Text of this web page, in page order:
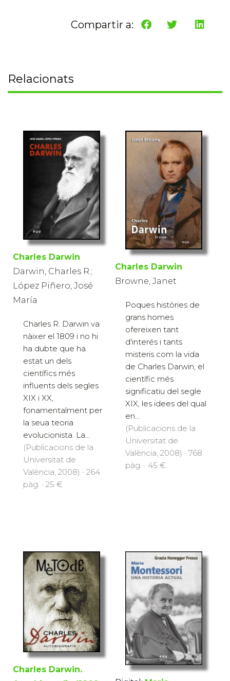
Compartir a:
Relacionats
Charles Darwin
Darwin, Charles R.;
López Piñero, José
María
Charles R. Darwin va
nàixer el 1809 i no hi
ha dubte que ha
estat un dels
científics més
influents dels segles
XIX i XX,
fonamentalment per
la seua teoria
evolucionista. La...
(Publicacions de la
Universitat de
València, 2008) · 264
pàg. · 25 €
Charles Darwin
Browne, Janet
Poques històries de
grans homes
ofereixen tant
d'interés i tants
misteris com la vida
de Charles Darwin, el
científic més
significatiu del segle
XIX, les idees del qual
en...
(Publicacions de la
Universitat de
València, 2008) · 768
pàg. · 45 €
Charles Darwin.